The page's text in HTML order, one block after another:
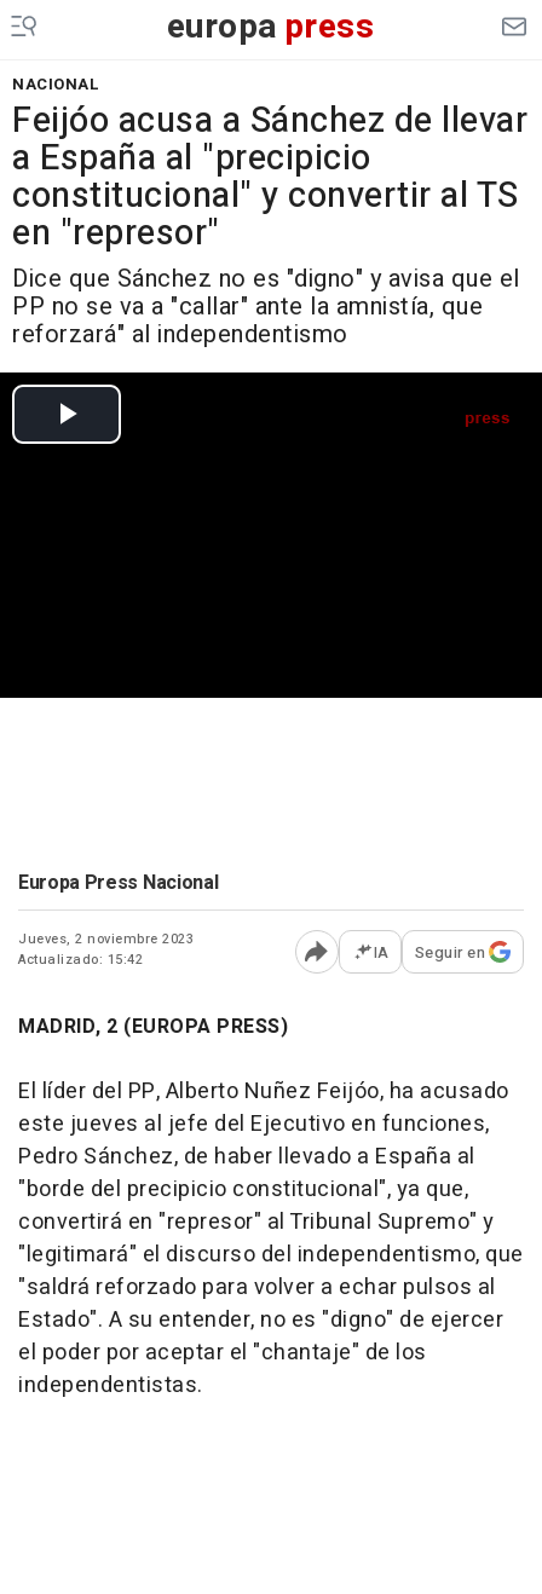
europa press
NACIONAL
Feijóo acusa a Sánchez de llevar
a España al "precipicio
constitucional" y convertir al TS
en "represor"
Dice que Sánchez no es "digno" y avisa que el
PP no se va a "callar" ante la amnistía, que
reforzará" al independentismo
Europa Press Nacional
Jueves, 2 noviembre 2023
Actualizado: 15:42
Abrir opciones para
IA Seguir en
MADRID, 2 (EUROPA PRESS)
El líder del PP, Alberto Nuñez Feijóo, ha acusado
este jueves al jefe del Ejecutivo en funciones,
Pedro Sánchez, de haber llevado a España al
"borde del precipicio constitucional", ya que,
convertirá en "represor" al Tribunal Supremo" y
"legitimará" el discurso del independentismo, que
"saldrá reforzado para volver a echar pulsos al
Estado". A su entender, no es "digno" de ejercer
el poder por aceptar el "chantaje" de los
independentistas.